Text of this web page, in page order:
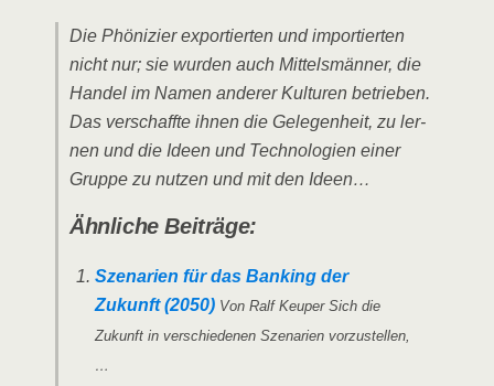
Die Phö­ni­zi­er expor­tier­ten und impor­tier­ten
nicht nur; sie wur­den auch Mit­tels­män­ner, die
Han­del im Namen ande­rer Kul­tu­ren betrie­ben.
Das ver­schaff­te ihnen die Gele­gen­heit, zu ler­
nen und die Ideen und Tech­no­lo­gien einer
Grup­pe zu nut­zen und mit den Ideen…
Ähn­li­che Beiträge:
Sze­na­ri­en für das Ban­king der
Zukunft (2050) Von Ralf Keu­per Sich die
Zukunft in ver­schie­de­nen Sze­na­ri­en vorzustellen,
…